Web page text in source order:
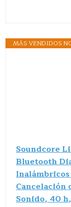
MÁS VENDIDOS
Soundcore
Bluetooth
Cancelación
Sonido, 40